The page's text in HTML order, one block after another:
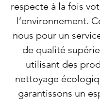
respecte à la fois
l’environnement.
nous pour un
de qualité
utilisant des
nettoyage
garantissons un